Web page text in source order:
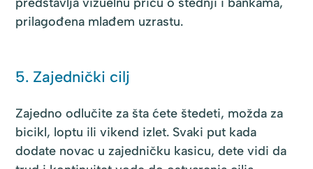
prilagođena mlađem uzrastu.
5. Zajednički cilj
Zajedno odlučite za šta ćete štedeti, možda za
bicikl, loptu ili vikend izlet. Svaki put kada
dodate novac u zajedničku kasicu, dete vidi da